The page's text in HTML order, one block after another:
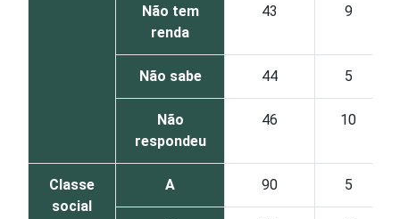
Não tem
renda
43 9
Não sabe 44 5
Não
respondeu
46 10
Classe
social
A 90 5